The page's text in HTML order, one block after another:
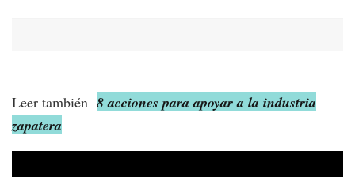
Leer también 8 acciones para apoyar a la industria
zapatera